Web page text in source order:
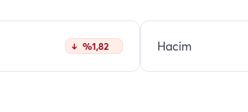
%1,82 Hacim